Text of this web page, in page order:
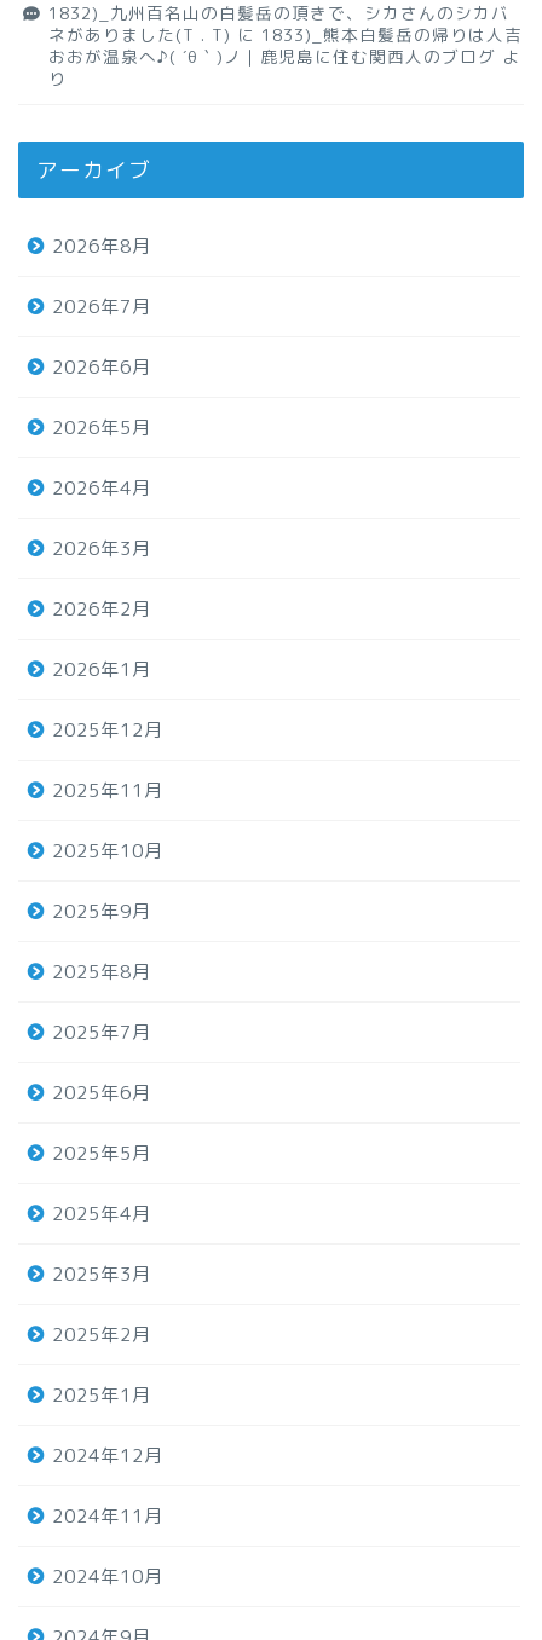
1832)_九州百名山の白髪岳の頂きで、シカさんのシカバ
ネがありました(T . T) に 1833)_熊本白髪岳の帰りは人吉
おおが温泉へ♪( ´θ｀)ノ｜鹿児島に住む関西人のブログ よ
り
アーカイブ
2026年8月
2026年7月
2026年6月
2026年5月
2026年4月
2026年3月
2026年2月
2026年1月
2025年12月
2025年11月
2025年10月
2025年9月
2025年8月
2025年7月
2025年6月
2025年5月
2025年4月
2025年3月
2025年2月
2025年1月
2024年12月
2024年11月
2024年10月